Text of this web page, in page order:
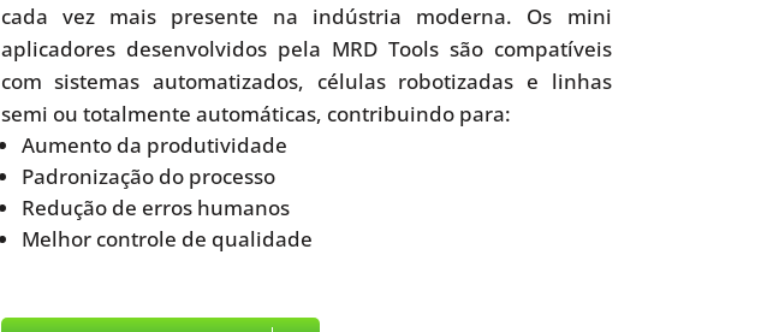
cada vez mais presente na indústria moderna. Os mini
aplicadores desenvolvidos pela MRD Tools são compatíveis
com sistemas automatizados, células robotizadas e linhas
semi ou totalmente automáticas, contribuindo para:
Aumento da produtividade
Padronização do processo
Redução de erros humanos
Melhor controle de qualidade